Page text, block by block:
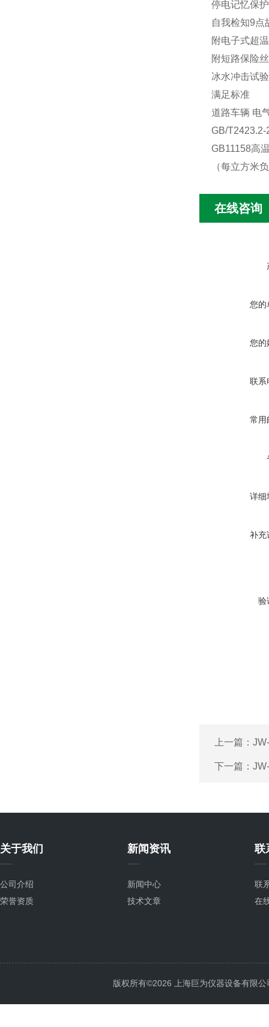
停电记忆保
自我检知9
附电子式超
附短路保险
冰水冲击试
满足标准
道路车辆 电
GB/
GB11158高
（每立方米
在线咨询
您的
您的
联系
常用
详细
补充
验
上一篇：
下一篇：
关于我们
公司介绍
荣誉资质
新闻资讯
新闻中心
技术文章
联
联
在
版权所有©2026 上海巨为仪器设备有限